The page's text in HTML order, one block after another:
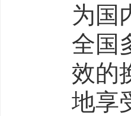
为国
全国
效的
地享